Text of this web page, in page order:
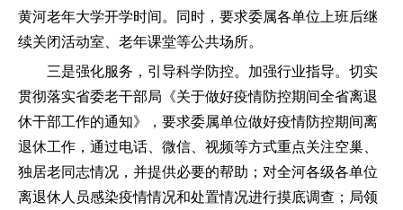
黄河老年大学开学时间。同时，要求委属各单位上班后继
续关闭活动室、老年课堂等公共场所。
三是强化服务，引导科学防控。加强行业指导。切实
贯彻落实省委老干部局《关于做好疫情防控期间全省离退
休干部工作的通知》，要求委属单位做好疫情防控期间离
退休工作，通过电话、微信、视频等方式重点关注空巢、
独居老同志情况，并提供必要的帮助；对全河各级各单位
离退休人员感染疫情情况和处置情况进行摸底调查；局领